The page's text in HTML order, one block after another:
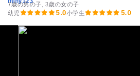
7歳の男の子 3歳の女の子
幼児
5.0小学生 5.0